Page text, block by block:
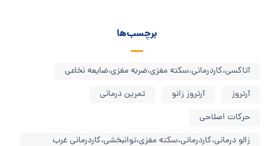
برچسب‌ها
آتاکسی،کاردرمانی،سکته مغزی،ضربه مغزی،ضایعه نخاعی
آرتروز
آرتروز زانو
تمرین درمانی
حرکات اصلاحی
زالو درمانی،کاردرمانی،سکته مغزی،توانبخشی،کاردرمانی غرب